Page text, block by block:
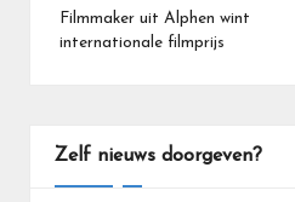
navigatie
Filmmaker uit Alphen wint
internationale filmprijs
Zelf nieuws doorgeven?